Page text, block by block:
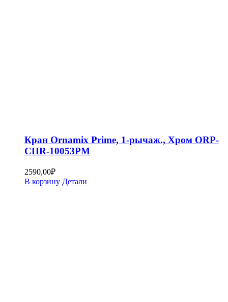
Кран Ornamix Prime, 1-рычаж., Хром ORP-
CHR-10053PM
2590,00₽
В корзину Детали